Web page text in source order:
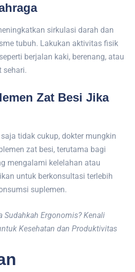
sirkulasi darah dan
tubuh. Lakukan aktivitas fisik
berjalan kaki, berenang, atau
sehari.
Zat Besi Jika
tidak cukup, dokter mungkin
zat besi, terutama bagi
mengalami kelelahan atau
untuk berkonsultasi terlebih
suplemen.
Sudahkah Ergonomis? Kenali
Kesehatan dan Produktivitas